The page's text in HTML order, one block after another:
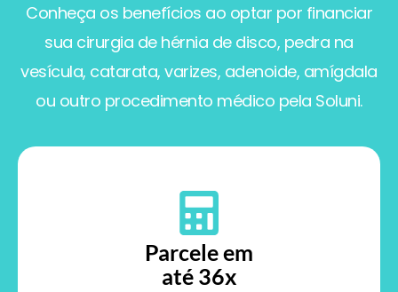
Conheça os benefícios ao optar por financiar
sua cirurgia de hérnia de disco, pedra na
vesícula, catarata, varizes, adenoide, amígdala
ou outro procedimento médico pela Soluni.
Parcele em
até 36x